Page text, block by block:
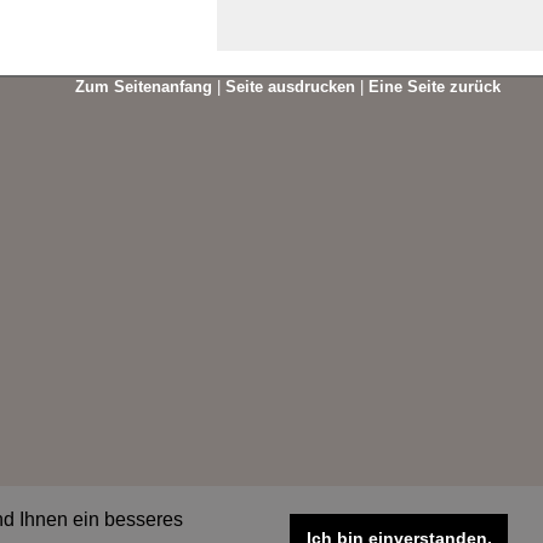
Ihnen ein besseres
Ich bin einverstanden.
Zum Seitenanfang Seite ausdrucken Eine Seite zurück